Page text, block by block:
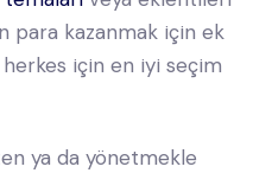
para kazanmak için ek
için en iyi seçim
ya da yönetmekle